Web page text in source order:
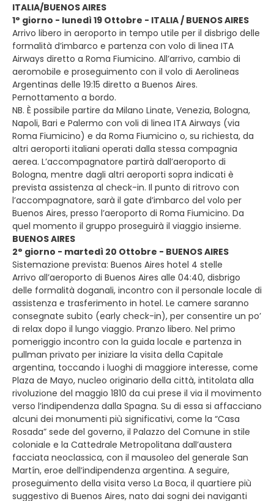
ITALIA/BUENOS AIRES
1° giorno - lunedì 19 Ottobre - ITALIA / BUENOS AIRES
Arrivo libero in aeroporto in tempo utile per il disbrigo delle
formalità d’imbarco e partenza con volo di linea ITA
Airways diretto a Roma Fiumicino. All’arrivo, cambio di
aeromobile e proseguimento con il volo di Aerolineas
Argentinas delle 19:15 diretto a Buenos Aires.
Pernottamento a bordo.
NB. È possibile partire da Milano Linate, Venezia, Bologna,
Napoli, Bari e Palermo con voli di linea ITA Airways (via
Roma Fiumicino) e da Roma Fiumicino o, su richiesta, da
altri aeroporti italiani operati dalla stessa compagnia
aerea. L’accompagnatore partirà dall’aeroporto di
Bologna, mentre dagli altri aeroporti sopra indicati è
prevista assistenza al check-in. Il punto di ritrovo con
l’accompagnatore, sarà il gate d’imbarco del volo per
Buenos Aires, presso l’aeroporto di Roma Fiumicino. Da
quel momento il gruppo proseguirà il viaggio insieme.
BUENOS AIRES
2° giorno - martedì 20 Ottobre - BUENOS AIRES
Sistemazione prevista: Buenos Aires hotel 4 stelle
Arrivo all’aeroporto di Buenos Aires alle 04:40, disbrigo
delle formalità doganali, incontro con il personale locale di
assistenza e trasferimento in hotel. Le camere saranno
consegnate subito (early check-in), per consentire un po’
di relax dopo il lungo viaggio. Pranzo libero. Nel primo
pomeriggio incontro con la guida locale e partenza in
pullman privato per iniziare la visita della Capitale
argentina, toccando i luoghi di maggiore interesse, come
Plaza de Mayo, nucleo originario della città, intitolata alla
rivoluzione del maggio 1810 da cui prese il via il movimento
verso l’indipendenza dalla Spagna. Su di essa si affacciano
alcuni dei monumenti più significativi, come la “Casa
Rosada” sede del governo, il Palazzo del Comune in stile
coloniale e la Cattedrale Metropolitana dall’austera
facciata neoclassica, con il mausoleo del generale San
Martín, eroe dell’indipendenza argentina. A seguire,
proseguimento della visita verso La Boca, il quartiere più
suggestivo di Buenos Aires, nato dai sogni dei naviganti